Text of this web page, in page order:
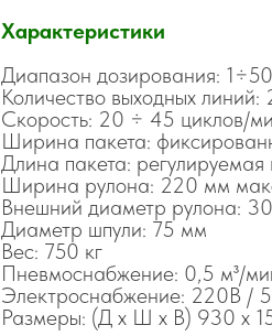
Характеристики
Диапазон дозирования:
Количество выходных линий:
Скорость: 20 ÷ 45 циклов/
Ширина пакета:
Длина пакета:
Ширина рулона: 220 мм
Внешний диаметр рулона:
Диаметр шпули: 75 мм
Вес: 750 кг
Пневмоснабжение: 0,5 м³/
Электроснабжение: 220В /
Размеры: (Д х Ш х В) 930 x